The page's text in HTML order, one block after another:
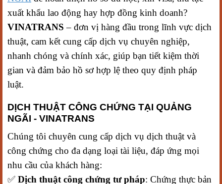
xuất khẩu lao động hay hợp đồng kinh doanh?
VINATRANS – đơn vị hàng đầu trong lĩnh vực dịch
thuật, cam kết cung cấp dịch vụ chuyên nghiệp,
nhanh chóng và chính xác, giúp bạn tiết kiệm thời
gian và đảm bảo hồ sơ hợp lệ theo quy định pháp
luật.
DỊCH THUẬT CÔNG CHỨNG TẠI QUẢNG
NGÃI - VINATRANS
Chúng tôi chuyên cung cấp dịch vụ dịch thuật và
công chứng cho đa dạng loại tài liệu, đáp ứng mọi
nhu cầu của khách hàng:
✅ Dịch thuật công chứng tư pháp: Chứng thực bản